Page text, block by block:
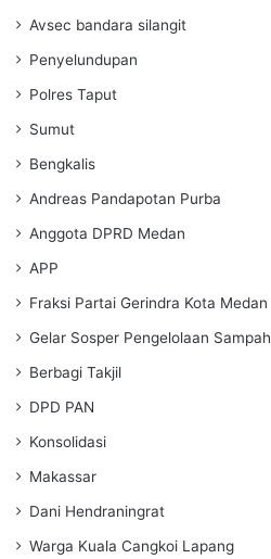
Avsec bandara silangit
Penyelundupan
Polres Taput
Sumut
Bengkalis
Andreas Pandapotan Purba
Anggota DPRD Medan
APP
Fraksi Partai Gerindra Kota Medan
Gelar Sosper Pengelolaan Sampah
Berbagi Takjil
DPD PAN
Konsolidasi
Makassar
Dani Hendraningrat
Warga Kuala Cangkoi Lapang